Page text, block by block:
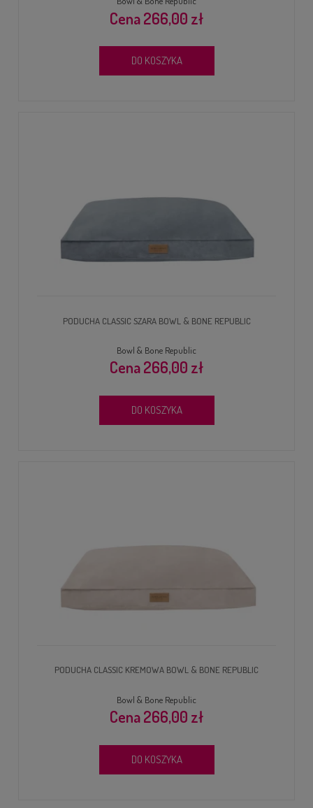
266,00 zł
DO KOSZYKA
PODUCHA CLASSIC SZARA BOWL & BONE REPUBLIC
Bowl & Bone Republic
266,00 zł
DO KOSZYKA
PODUCHA CLASSIC KREMOWA BOWL & BONE REPUBLIC
Bowl & Bone Republic
266,00 zł
DO KOSZYKA